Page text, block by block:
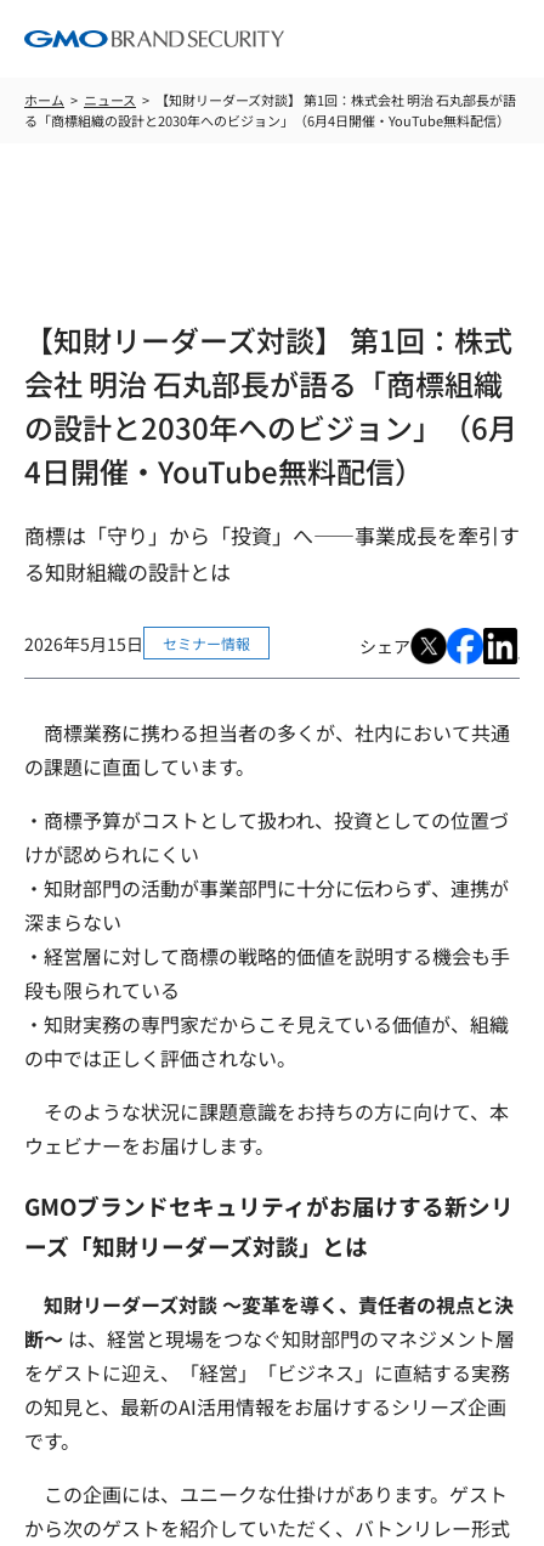
ホーム ニュース
【知財リーダーズ対談】 第1回：株式会社 明治 石丸部長が語
る「商標組織の設計と2030年へのビジョン」（6月4日開催・YouTube無料配信）
【知財リーダーズ対談】 第1回：株式
会社 明治 石丸部長が語る「商標組織
の設計と2030年へのビジョン」（6月
4日開催・YouTube無料配信）
商標は「守り」から「投資」へ——事業成長を牽引す
る知財組織の設計とは
2026年5月15日 セミナー情報 シェア
商標業務に携わる担当者の多くが、社内において共通
の課題に直面しています。
・商標予算がコストとして扱われ、投資としての位置づ
けが認められにくい
・知財部門の活動が事業部門に十分に伝わらず、連携が
深まらない
・経営層に対して商標の戦略的価値を説明する機会も手
段も限られている
・知財実務の専門家だからこそ見えている価値が、組織
の中では正しく評価されない。
そのような状況に課題意識をお持ちの方に向けて、本
ウェビナーをお届けします。
GMOブランドセキュリティがお届けする新シリ
ーズ「知財リーダーズ対談」とは
知財リーダーズ対談 〜変革を導く、責任者の視点と決
断〜 は、経営と現場をつなぐ知財部門のマネジメント層
をゲストに迎え、「経営」「ビジネス」に直結する実務
の知見と、最新のAI活用情報をお届けするシリーズ企画
です。
この企画には、ユニークな仕掛けがあります。ゲスト
から次のゲストを紹介していただく、バトンリレー形式